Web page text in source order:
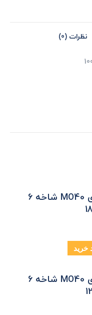
نظرات (0)
میلگرد آلیاژی MO40 شاخه 6
خرید
میلگرد آلیاژی MO40 شاخه 6